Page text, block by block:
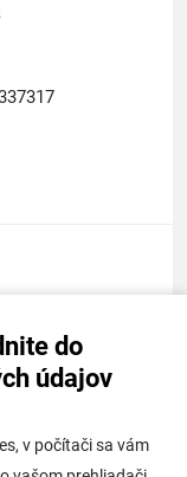
do
údajov
v počítači sa vám